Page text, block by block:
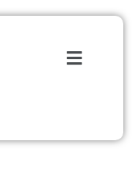
Menú
Consent
service
Consent
service
Consent
service
Consent
service
Consent
service
Consent
service
Consent
service
Consent
service
Consent
service
Consent
service
Consent
service
Consent
service
Consent
service
Consent
service
Consent
service
Consent
service
Consent
service
Marketing